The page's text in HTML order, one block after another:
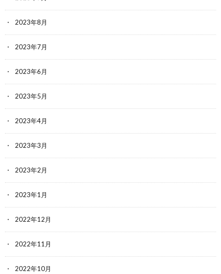
2023年8月
2023年7月
2023年6月
2023年5月
2023年4月
2023年3月
2023年2月
2023年1月
2022年12月
2022年11月
2022年10月